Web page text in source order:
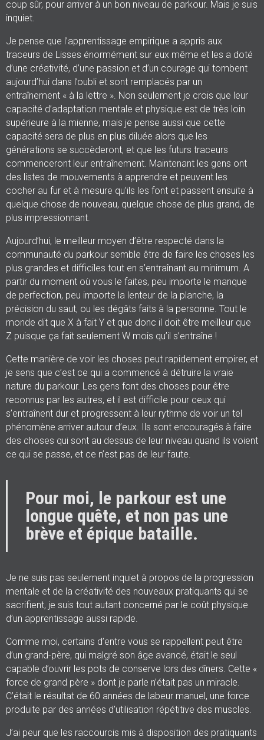
coup sûr, pour arriver à un bon niveau de parkour. Mais je suis
inquiet.
Je pense que l’apprentissage empirique a appris aux
traceurs de Lisses énormément sur eux même et les a doté
d’une créativité, d’une passion et d’un courage qui tombent
aujourd’hui dans l’oubli et sont remplacés par un
entraînement « à la lettre ». Non seulement je crois que leur
capacité d’adaptation mentale et physique est de très loin
supérieure à la mienne, mais je pense aussi que cette
capacité sera de plus en plus diluée alors que les
générations se succèderont, et que les futurs traceurs
commenceront leur entraînement. Maintenant les gens ont
des listes de mouvements à apprendre et peuvent les
cocher au fur et à mesure qu’ils les font et passent ensuite à
quelque chose de nouveau, quelque chose de plus grand, de
plus impressionnant.
Aujourd’hui, le meilleur moyen d’être respecté dans la
communauté du parkour semble être de faire les choses les
plus grandes et difficiles tout en s’entraînant au minimum. A
partir du moment où vous le faites, peu importe le manque
de perfection, peu importe la lenteur de la planche, la
précision du saut, ou les dégâts faits à la personne. Tout le
monde dit que X à fait Y et que donc il doit être meilleur que
Z puisque ça fait seulement W mois qu’il s’entraîne !
Cette manière de voir les choses peut rapidement empirer, et
je sens que c’est ce qui a commencé à détruire la vraie
nature du parkour. Les gens font des choses pour être
reconnus par les autres, et il est difficile pour ceux qui
s’entraînent dur et progressent à leur rythme de voir un tel
phénomène arriver autour d’eux. Ils sont encouragés à faire
des choses qui sont au dessus de leur niveau quand ils voient
ce qui se passe, et ce n’est pas de leur faute.
Pour moi, le parkour est une
longue quête, et non pas une
brève et épique bataille.
Je ne suis pas seulement inquiet à propos de la progression
mentale et de la créativité des nouveaux pratiquants qui se
sacrifient, je suis tout autant concerné par le coût physique
d’un apprentissage aussi rapide.
Comme moi, certains d’entre vous se rappellent peut être
d’un grand-père, qui malgré son âge avancé, était le seul
capable d’ouvrir les pots de conserve lors des dîners. Cette «
force de grand père » dont je parle n’était pas un miracle.
C’était le résultat de 60 années de labeur manuel, une force
produite par des années d’utilisation répétitive des muscles.
J’ai peur que les raccourcis mis à disposition des pratiquants